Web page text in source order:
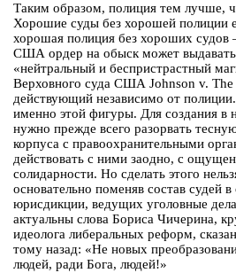
Таким образом, полиция тем лучше,
Хорошие суды без хорошей полиции
хорошая полиция без хороших судов
США ордер на обыск может выдавать
«нейтральный и беспристрастный
Верховного суда США Johnson v. The
действующий независимо от
именно этой фигуры. Для создания в
нужно прежде всего разорвать
корпуса с правоохранительными
действовать с ними заодно, с
солидарности. Но сделать этого
основательно поменяв состав судей
юрисдикции, ведущих уголовные
актуальны слова Бориса Чичерина,
идеолога либеральных реформ,
тому назад: «Не новых
людей, ради Бога, людей!»